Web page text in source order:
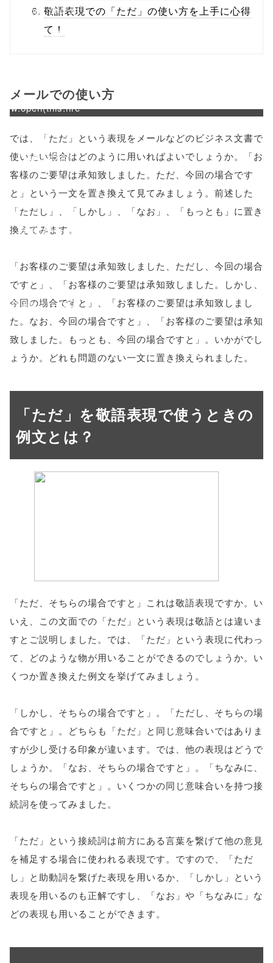
buttons.php on
line10
w.open(this.hre
f, 'Gwindow',
'width=550,
height=450,
menubar=no,
toolbar=no,
); return
false;"> シェア
敬語表現での「ただ」の使い方を上手に心得
て！
メールでの使い方
では、「ただ」という表現をメールなどのビジネス文書で
使いたい場合はどのように用いればよいでしょうか。「お
客様のご要望は承知致しました。ただ、今回の場合です
と」という一文を置き換えて見てみましょう。前述した
「ただし」、「しかし」、「なお」、「もっとも」に置き
換えてみます。
「お客様のご要望は承知致しました、ただし、今回の場合
ですと」、「お客様のご要望は承知致しました。しかし、
今回の場合ですと」、「お客様のご要望は承知致しまし
た。なお、今回の場合ですと」、「お客様のご要望は承知
致しました。もっとも、今回の場合ですと」。いかがでし
ょうか。どれも問題のない一文に置き換えられました。
「ただ」を敬語表現で使うときの
例文とは？
「ただ、そちらの場合ですと」これは敬語表現ですか。い
いえ、この文面での「ただ」という表現は敬語とは違いま
すとご説明しました。では、「ただ」という表現に代わっ
て、どのような物が用いることができるのでしょうか。い
くつか置き換えた例文を挙げてみましょう。
「しかし、そちらの場合ですと」。「ただし、そちらの場
合ですと」。どちらも「ただ」と同じ意味合いではありま
すが少し受ける印象が違います。では、他の表現はどうで
しょうか。「なお、そちらの場合ですと」。「ちなみに、
そちらの場合ですと」。いくつかの同じ意味合いを持つ接
続詞を使ってみました。
「ただ」という接続詞は前方にある言葉を繋げて他の意見
を補足する場合に使われる表現です。ですので、「ただ
し」と助動詞を繋げた表現を用いるか、「しかし」という
表現を用いるのも正解ですし、「なお」や「ちなみに」な
どの表現も用いることができます。